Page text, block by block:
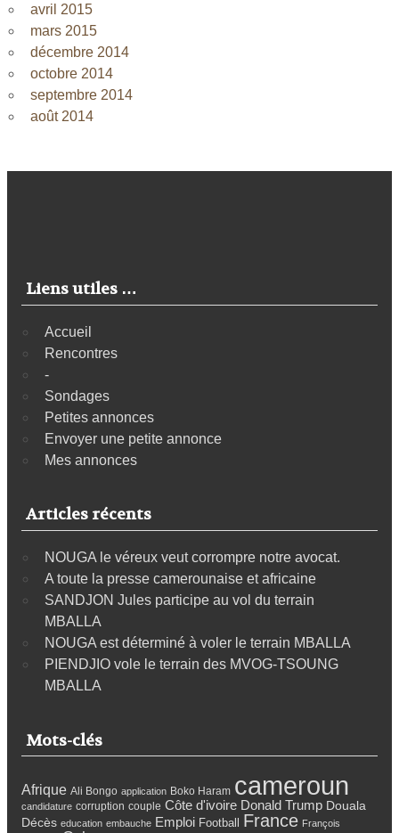
avril 2015
mars 2015
décembre 2014
octobre 2014
septembre 2014
août 2014
Liens utiles …
Accueil
Rencontres
-
Sondages
Petites annonces
Envoyer une petite annonce
Mes annonces
Articles récents
NOUGA le véreux veut corrompre notre avocat.
A toute la presse camerounaise et africaine
SANDJON Jules participe au vol du terrain
MBALLA
NOUGA est déterminé à voler le terrain MBALLA
PIENDJIO vole le terrain des MVOG-TSOUNG
MBALLA
Mots-clés
Afrique Ali Bongo application Boko Haram cameroun
candidature corruption couple Côte d'ivoire Donald Trump Douala
Décès education embauche Emploi Football France François